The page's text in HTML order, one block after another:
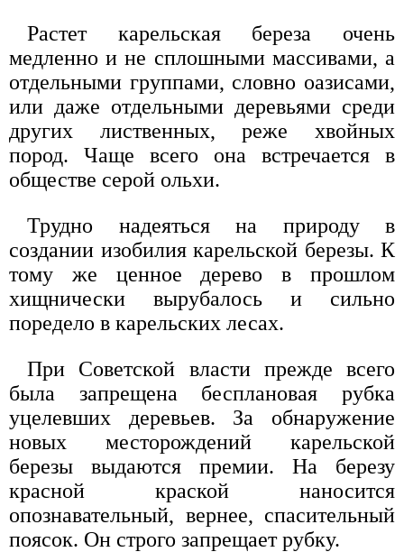
Растет карельская береза очень
медленно и не сплошными массивами, а
отдельными группами, словно оазисами,
или даже отдельными деревьями среди
других лиственных, реже хвойных
пород. Чаще всего она встречается в
обществе серой ольхи.
Трудно надеяться на природу в
создании изобилия карельской березы. К
тому же ценное дерево в прошлом
хищнически вырубалось и сильно
поредело в карельских лесах.
При Советской власти прежде всего
была запрещена бесплановая рубка
уцелевших деревьев. За обнаружение
новых месторождений карельской
березы выдаются премии. На березу
красной краской наносится
опознавательный, вернее, спасительный
поясок. Он строго запрещает рубку.